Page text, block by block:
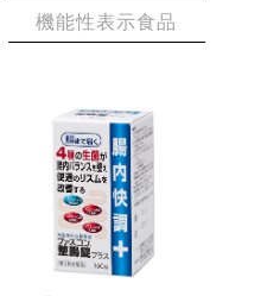
機能性表示食品